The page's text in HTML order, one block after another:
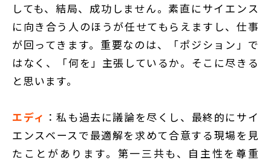
しても、結局、成功しません。素直にサイエンス
に向き合う人のほうが任せてもらえますし、仕事
が回ってきます。重要なのは、「ポジション」で
はなく、「何を」主張しているか。そこに尽きる
と思います。
エディ ：私も過去に議論を尽くし、最終的にサイ
エンスベースで最適解を求めて合意する現場を見
たことがあります。第一三共も、自主性を尊重